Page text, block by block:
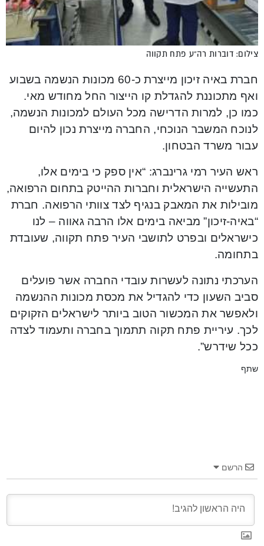
צילום: דוברות רה”ע פתח תקווה
חברת באיה זיכון מייצרת כ-60 מכונות הנשמה בשבוע
ואף מתכוננת להגדלת קו הייצור החל מחודש מאי.
כמו כן, למרות הדרישה מכל העולם למכונות הנשמה,
לנוכח המשבר הנוכחי, החברה מייצרת נכון להיום
עבור משרד הבטחון.
ראש העיר רמי גרינברג: “אין ספק כי בימים אלו,
התעשייה הישראלית וחברות ההייטק בתחום הרפואה,
מובילות את המאבק בנגיף לצד צוותי הרפואה. חברת
“באיה-זיכון” מביאה בימים אלו הרבה גאווה – לנו
כישראלים ובפרט לתושבי העיר פתח תקווה, שעובדת
בתחומה.
הערכתי נתונה לעשרות עובדי החברה אשר פועלים
סביב השעון כדי להגדיל את מכסת מכונות ההנשמה
ולאפשר את המכשור הטוב ביותר לישראלים הזקוקים
לכך. עיריית פתח תקוה תתמוך בחברה ותעמוד לצדה
ככל שידרש”.
שתף
הרשם